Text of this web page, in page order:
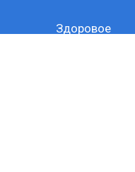
Здоровое